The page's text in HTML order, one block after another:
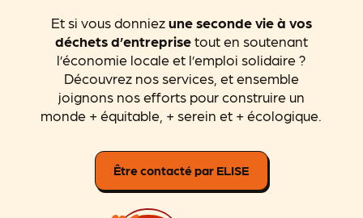
Et si vous donniezune seconde vie à vos
déchets d’entreprisetout en soutenant
l’économie locale et l’emploi solidaire ?
Découvrez nos services, et ensemble
joignons nos efforts pour construire un
monde + équitable, + serein et + écologique.
Être contacté par ELISE